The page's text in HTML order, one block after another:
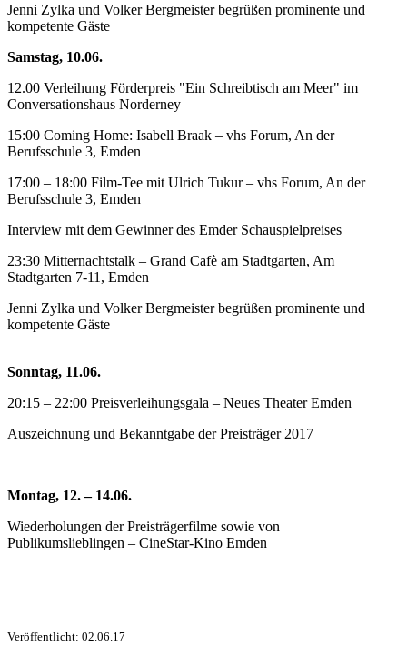
Jenni Zylka und Volker Bergmeister begrüßen prominente und
kompetente Gäste
Samstag, 10.06.
12.00 Verleihung Förderpreis "Ein Schreibtisch am Meer" im
Conversationshaus Norderney
15:00 Coming Home: Isabell Braak – vhs Forum, An der
Berufsschule 3, Emden
17:00 – 18:00 Film-Tee mit Ulrich Tukur – vhs Forum, An der
Berufsschule 3, Emden
Interview mit dem Gewinner des Emder Schauspielpreises
23:30 Mitternachtstalk – Grand Cafè am Stadtgarten, Am
Stadtgarten 7-11, Emden
Jenni Zylka und Volker Bergmeister begrüßen prominente und
kompetente Gäste
Sonntag, 11.06.
20:15 – 22:00 Preisverleihungsgala – Neues Theater Emden
Auszeichnung und Bekanntgabe der Preisträger 2017
Montag, 12. – 14.06.
Wiederholungen der Preisträgerfilme sowie von
Publikumslieblingen – CineStar-Kino Emden
Veröffentlicht: 02.06.17